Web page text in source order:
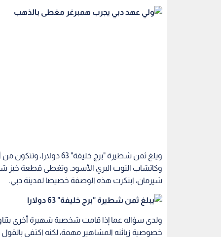
ويلغ ثمن شطيرة "برج
شيرمان، ابتكرت هذه الوصفة خصيصا لمدينة دبي.